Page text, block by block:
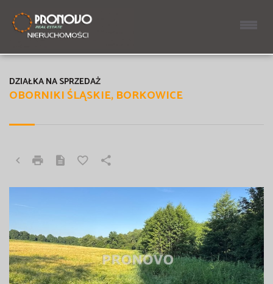
OBORNIKI ŚLĄSKIE, BORKOWICE
DZIAŁKA NA SPRZEDAŻ